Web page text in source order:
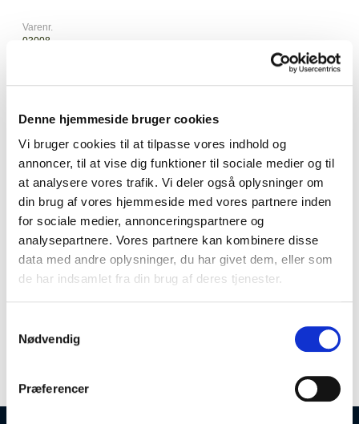
Denne hjemmeside bruger cookies
Vi bruger cookies til at tilpasse vores indhold og
annoncer, til at vise dig funktioner til sociale medier og til
at analysere vores trafik. Vi deler også oplysninger om
din brug af vores hjemmeside med vores partnere inden
for sociale medier, annonceringspartnere og
analysepartnere. Vores partnere kan kombinere disse
data med andre oplysninger, du har givet dem, eller som
de har indsamlet fra din brug af deres tjenester.
Nødvendig
Præferencer
Varenr.
03008
kolli
Workshop Hand Cleaner håndgelen er formuleret med
Hydrated Silica, der er hård mod skidt og snavs, fjerner det,
der ikke burde være der, mens den er venlig mod din hud.
INGREDIENSER
C9/11 Pareth8, Hydrate Silica, C9-16 Alkanes & Cycloalkanes,
Diazylodinyl Urea, Methyl Paraben, Propyl Paraben,
Læs mere
Produktspecifikationer